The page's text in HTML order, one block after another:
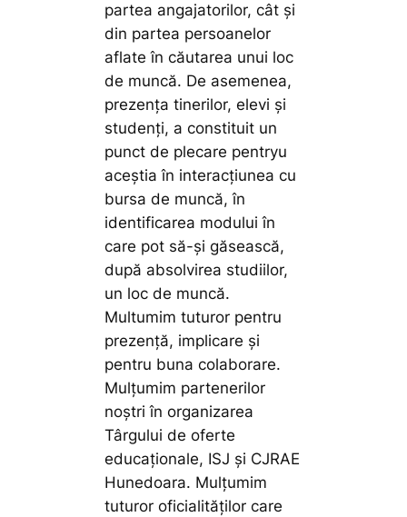
partea angajatorilor, cât și
din partea persoanelor
aflate în căutarea unui loc
de muncă. De asemenea,
prezența tinerilor, elevi și
studenți, a constituit un
punct de plecare pentryu
aceștia în interacțiunea cu
bursa de muncă, în
identificarea modului în
care pot să-și găsească,
după absolvirea studiilor,
un loc de muncă.
Multumim tuturor pentru
prezență, implicare și
pentru buna colaborare.
Mulțumim partenerilor
noștri în organizarea
Târgului de oferte
educaționale, ISJ și CJRAE
Hunedoara. Mulțumim
tuturor oficialităților care